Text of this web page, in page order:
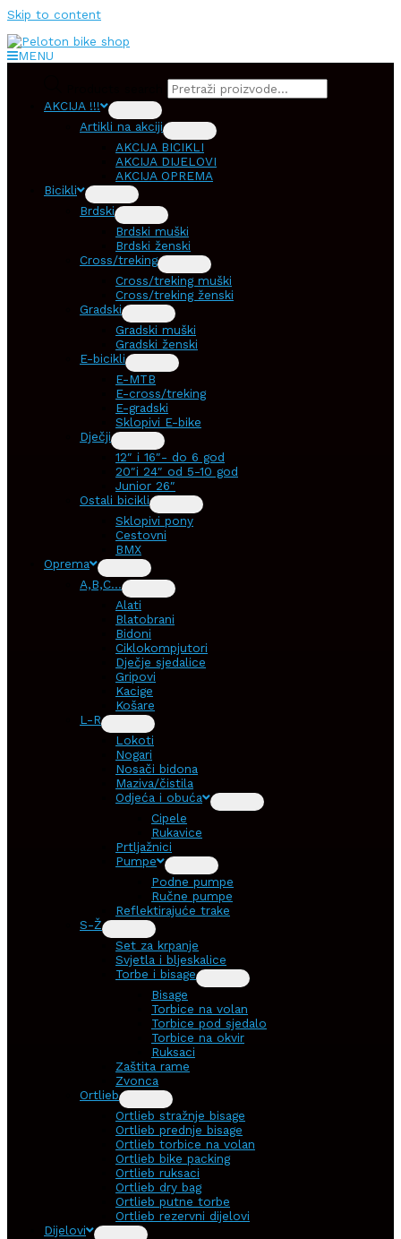
Skip to content
MENU
AKCIJA !!!
Artikli na akciji
AKCIJA BICIKLI
AKCIJA DIJELOVI
AKCIJA OPREMA
Bicikli
Brdski
Brdski muški
Brdski ženski
Cross/treking
Cross/treking muški
Cross/treking ženski
Gradski
Gradski muški
Gradski ženski
E-bicikli
E-MTB
E-cross/treking
E-gradski
Sklopivi E-bike
Dječji
12″ i 16″- do 6 god
20″i 24″ od 5-10 god
Junior 26″
Ostali bicikli
Sklopivi pony
Cestovni
BMX
Oprema
A,B,C…
Alati
Blatobrani
Bidoni
Ciklokompjutori
Dječje sjedalice
Gripovi
Kacige
Košare
L-R
Lokoti
Nogari
Nosači bidona
Maziva/čistila
Odjeća i obuća
Cipele
Rukavice
Prtljažnici
Pumpe
Podne pumpe
Ručne pumpe
Reflektirajuće trake
S-Ž
Set za krpanje
Svjetla i bljeskalice
Torbe i bisage
Bisage
Torbice na volan
Torbice pod sjedalo
Torbice na okvir
Ruksaci
Zaštita rame
Zvonca
Ortlieb
Ortlieb stražnje bisage
Ortlieb prednje bisage
Ortlieb torbice na volan
Ortlieb bike packing
Ortlieb ruksaci
Ortlieb dry bag
Ortlieb putne torbe
Ortlieb rezervni dijelovi
Dijelovi